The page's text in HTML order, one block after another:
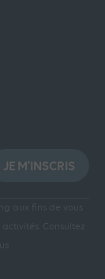
JE M'INSCRIS
aux fins de vous
Consultez